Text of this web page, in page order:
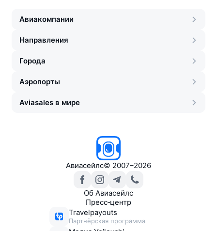
Авиакомпании
Направления
Города
Аэропорты
Aviasales в мире
Авиасейлс© 2007–2026
Об Авиасейлс
Пресс‑центр
Travelpayouts
Партнёрская программа